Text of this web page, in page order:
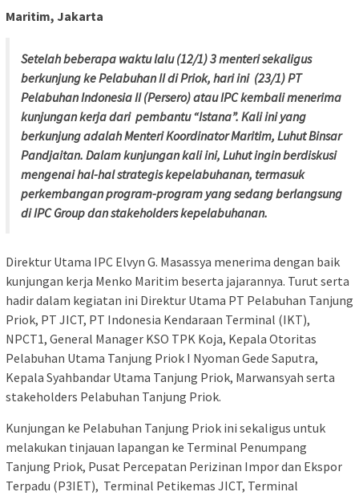
Maritim, Jakarta
Setelah beberapa waktu lalu (12/1) 3 menteri sekaligus
berkunjung ke Pelabuhan II di Priok, hari ini (23/1) PT
Pelabuhan Indonesia II (Persero) atau IPC kembali menerima
kunjungan kerja dari pembantu “Istana”. Kali ini yang
berkunjung adalah Menteri Koordinator Maritim, Luhut Binsar
Pandjaitan. Dalam kunjungan kali ini, Luhut ingin berdiskusi
mengenai hal-hal strategis kepelabuhanan, termasuk
perkembangan program-program yang sedang berlangsung
di IPC Group dan stakeholders kepelabuhanan.
Direktur Utama IPC Elvyn G. Masassya menerima dengan baik
kunjungan kerja Menko Maritim beserta jajarannya. Turut serta
hadir dalam kegiatan ini Direktur Utama PT Pelabuhan Tanjung
Priok, PT JICT, PT Indonesia Kendaraan Terminal (IKT),
NPCT1, General Manager KSO TPK Koja, Kepala Otoritas
Pelabuhan Utama Tanjung Priok I Nyoman Gede Saputra,
Kepala Syahbandar Utama Tanjung Priok, Marwansyah serta
stakeholders Pelabuhan Tanjung Priok.
Kunjungan ke Pelabuhan Tanjung Priok ini sekaligus untuk
melakukan tinjauan lapangan ke Terminal Penumpang
Tanjung Priok, Pusat Percepatan Perizinan Impor dan Ekspor
Terpadu (P3IET), Terminal Petikemas JICT, Terminal